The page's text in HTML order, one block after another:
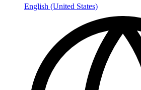
English (United States)